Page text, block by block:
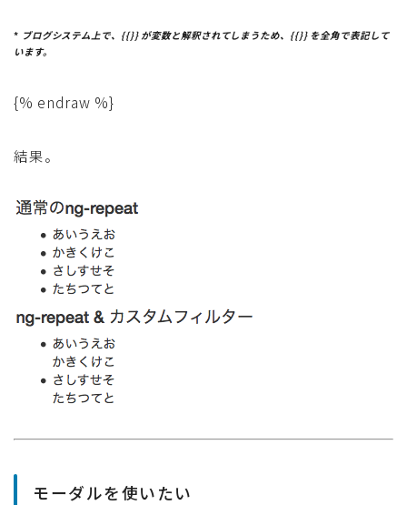
* ブログシステム上で、{{}} が変数と解釈されてしまうため、{{}} を全角で表記して
います。
{% endraw %}
結果。
モーダルを使いたい